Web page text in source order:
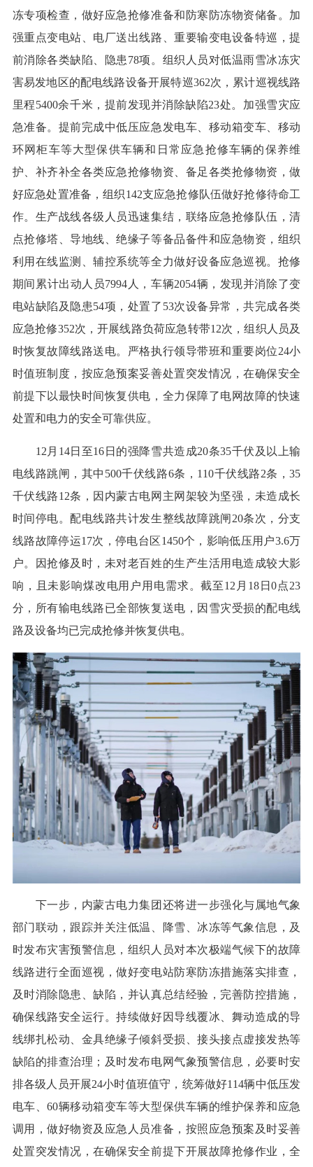
冻专项检查，做好应急抢修准备和防寒防冻物资储备。加
强重点变电站、电厂送出线路、重要输变电设备特巡，提
前消除各类缺陷、隐患78项。组织人员对低温雨雪冰冻灾
害易发地区的配电线路设备开展特巡362次，累计巡视线路
里程5400余千米，提前发现并消除缺陷23处。加强雪灾应
急准备。提前完成中低压应急发电车、移动箱变车、移动
环网柜车等大型保供车辆和日常应急抢修车辆的保养维
护、补齐补全各类应急抢修物资、备足各类抢修物资，做
好应急处置准备，组织142支应急抢修队伍做好抢修待命工
作。生产战线各级人员迅速集结，联络应急抢修队伍，清
点抢修塔、导地线、绝缘子等备品备件和应急物资，组织
利用在线监测、辅控系统等全力做好设备应急巡视。抢修
期间累计出动人员7994人，车辆2054辆，发现并消除了变
电站缺陷及隐患54项，处置了53次设备异常，共完成各类
应急抢修352次，开展线路负荷应急转带12次，组织人员及
时恢复故障线路送电。严格执行领导带班和重要岗位24小
时值班制度，按应急预案妥善处置突发情况，在确保安全
前提下以最快时间恢复供电，全力保障了电网故障的快速
处置和电力的安全可靠供应。
12月14日至16日的强降雪共造成20条35千伏及以上输
电线路跳闸，其中500千伏线路6条，110千伏线路2条，35
千伏线路12条，因内蒙古电网主网架较为坚强，未造成长
时间停电。配电线路共计发生整线故障跳闸20条次，分支
线路故障停运17次，停电台区1450个，影响低压用户3.6万
户。因抢修及时，未对老百姓的生产生活用电造成较大影
响，且未影响煤改电用户用电需求。截至12月18日0点23
分，所有输电线路已全部恢复送电，因雪灾受损的配电线
路及设备均已完成抢修并恢复供电。
下一步，内蒙古电力集团还将进一步强化与属地气象
部门联动，跟踪并关注低温、降雪、冰冻等气象信息，及
时发布灾害预警信息，组织人员对本次极端气候下的故障
线路进行全面巡视，做好变电站防寒防冻措施落实排查，
及时消除隐患、缺陷，并认真总结经验，完善防控措施，
确保线路安全运行。持续做好因导线覆冰、舞动造成的导
线绑扎松动、金具绝缘子倾斜受损、接头接点虚接发热等
缺陷的排查治理；及时发布电网气象预警信息，必要时安
排各级人员开展24小时值班值守，统筹做好114辆中低压发
电车、60辆移动箱变车等大型保供车辆的维护保养和应急
调用，做好物资及应急人员准备，按照应急预案及时妥善
处置突发情况，在确保安全前提下开展故障抢修作业，全